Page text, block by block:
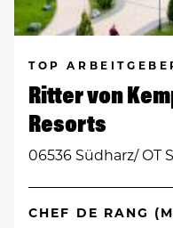
TOP
Ritter von
Resorts
06536 Südharz/ OT
CHEF DE RANG